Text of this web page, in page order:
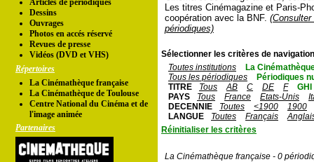
Articles de périodiques
Dessins
Ouvrages
Photos en accés réservé
Revues de presse
Vidéos (DVD et VHS)
Répertoires
La Cinémathèque française
La Cinémathèque de Toulouse
Centre National du Cinéma et de
l'image animée
Partenaires
Les titres Cinémagazine et Paris-
coopération avec la BNF.
périodiques)
Sélectionner les critères de
Toutes institutions
La
Tous les périodiques
Périodiques
TITRE
Tous AB C DE F
GHI
PAYS
Tous France Etats-Unis
DECENNIE
Toutes <1900
1900
LANGUE
Toutes Français
Réinitialiser les critères
La Cinémathèque française - 0